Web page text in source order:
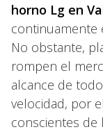
horno Lg en
continuamente
No obstante,
rompen el
alcance de
velocidad, por
conscientes de